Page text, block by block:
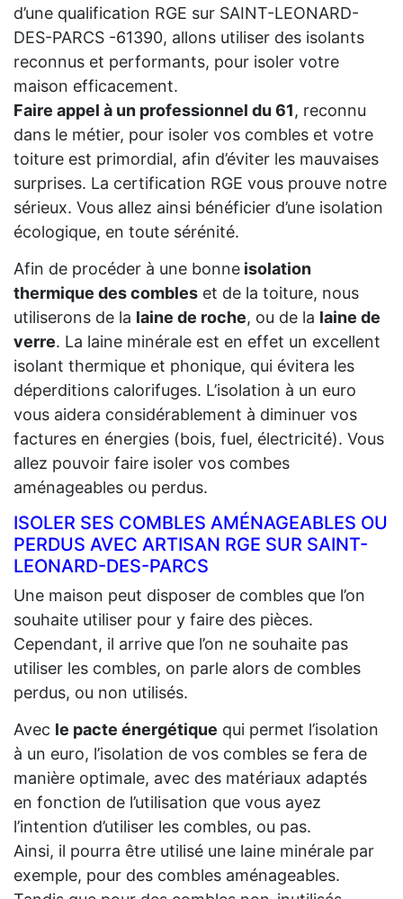
d’une qualification RGE sur SAINT-LEONARD-
DES-PARCS -61390, allons utiliser des isolants
reconnus et performants, pour isoler votre
maison efficacement.
Faire appel à un professionnel du 61, reconnu
dans le métier, pour isoler vos combles et votre
toiture est primordial, afin d’éviter les mauvaises
surprises. La certification RGE vous prouve notre
sérieux. Vous allez ainsi bénéficier d’une isolation
écologique, en toute sérénité.
Afin de procéder à une bonne isolation
thermique des combles et de la toiture, nous
utiliserons de la laine de roche, ou de la laine de
verre. La laine minérale est en effet un excellent
isolant thermique et phonique, qui évitera les
déperditions calorifuges. L’isolation à un euro
vous aidera considérablement à diminuer vos
factures en énergies (bois, fuel, électricité). Vous
allez pouvoir faire isoler vos combes
aménageables ou perdus.
ISOLER SES COMBLES AMÉNAGEABLES OU
PERDUS AVEC ARTISAN RGE SUR SAINT-
LEONARD-DES-PARCS
Une maison peut disposer de combles que l’on
souhaite utiliser pour y faire des pièces.
Cependant, il arrive que l’on ne souhaite pas
utiliser les combles, on parle alors de combles
perdus, ou non utilisés.
Avec le pacte énergétique qui permet l’isolation
à un euro, l’isolation de vos combles se fera de
manière optimale, avec des matériaux adaptés
en fonction de l’utilisation que vous ayez
l’intention d’utiliser les combles, ou pas.
Ainsi, il pourra être utilisé une laine minérale par
exemple, pour des combles aménageables.